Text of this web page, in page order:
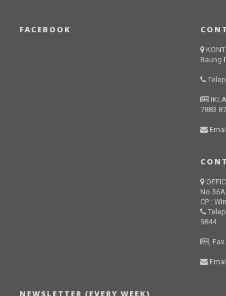
FACEBOOK
Baung
7883
CP :
9844
,
NEWSLETTER (EVERY WEEK)